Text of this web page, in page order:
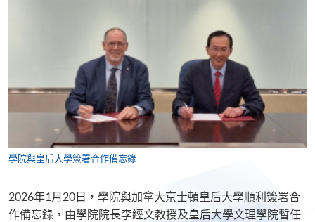
學院與皇后大學簽署合作備忘錄
2026年1月20日，學院與加拿大京士頓皇后大學順利簽署合
作備忘錄，由學院院長李經文教授及皇后大學文理學院暫任